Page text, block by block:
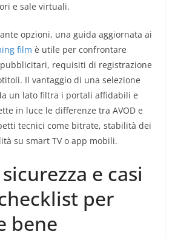
e sale virtuali.
opzioni, una guida aggiornata ai
film è utile per confrontare
requisiti di registrazione
Il vantaggio di una selezione
un lato filtra i portali affidabili e
in luce le differenze tra AVOD e
tecnici come bitrate, stabilità dei
su smart TV o app mobili.
e casi
per
bene